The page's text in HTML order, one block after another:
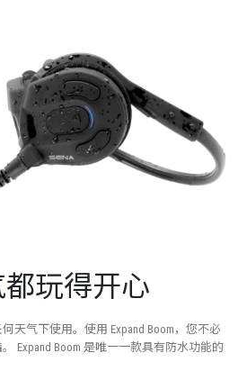
玩得开心
天气下使用。使用 Expand Boom，您不必
Expand Boom 是唯一一款具有防水功能的